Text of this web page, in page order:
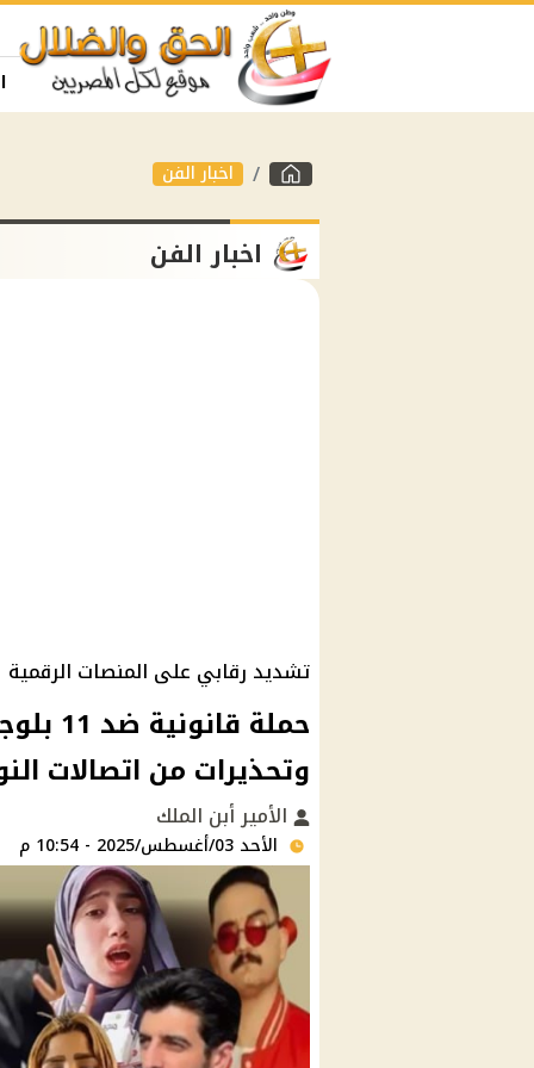
اخبار الفن
اخبار الفن
تشديد رقابي على المنصات الرقمية
حملة
وتحذيرات من اتصالات
الأمير أبن الملك
الأحد 03/أغسطس/2025 - 10:54 م